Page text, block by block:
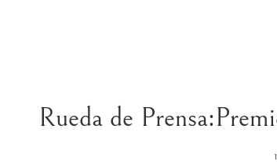
Rueda de